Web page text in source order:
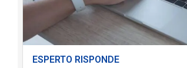
ESPERTO RISPONDE